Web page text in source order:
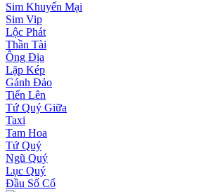
Sim Khuyến Mại
Sim Vip
Lộc Phát
Thần Tài
Ông Địa
Lặp Kép
Gánh Đảo
Tiến Lên
Tứ Quý Giữa
Taxi
Tam Hoa
Tứ Quý
Ngũ Quý
Lục Quý
Đầu Số Cổ